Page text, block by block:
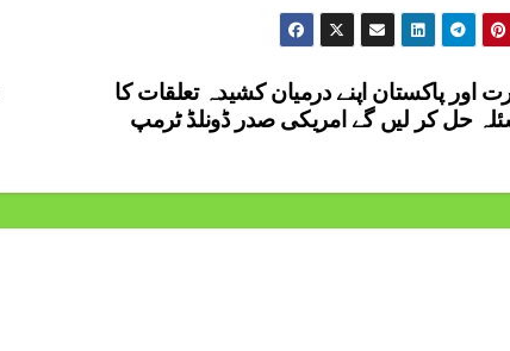
اور پاکستان اپنے درمیان کشیدہ تعلقات کا
حل کر لیں گے امریکی صدر ڈونلڈ ٹرمپ